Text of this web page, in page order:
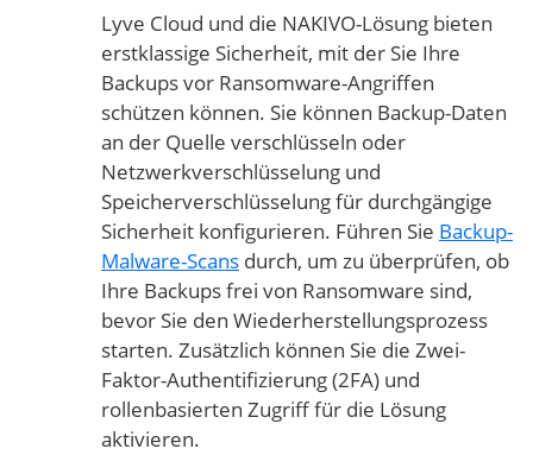
Lyve Cloud und die NAKIVO-Lösung bieten
erstklassige Sicherheit, mit der Sie Ihre
Backups vor Ransomware-Angriffen
schützen können. Sie können Backup-Daten
an der Quelle verschlüsseln oder
Netzwerkverschlüsselung und
Speicherverschlüsselung für durchgängige
Sicherheit konfigurieren. Führen Sie Backup-
Malware-Scans durch, um zu überprüfen, ob
Ihre Backups frei von Ransomware sind,
bevor Sie den Wiederherstellungsprozess
starten. Zusätzlich können Sie die Zwei-
Faktor-Authentifizierung (2FA) und
rollenbasierten Zugriff für die Lösung
aktivieren.